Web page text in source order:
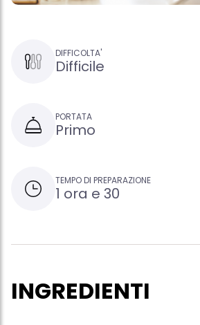
DIFFICOLTA'
Difficile
PORTATA
Primo
TEMPO DI PREPARAZIONE
1 ora e 30
INGREDIENTI